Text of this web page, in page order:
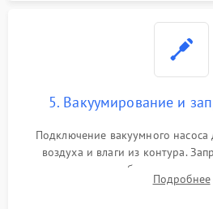
5. Вакуумирование и
Подключение вакуумного насоса
воздуха и влаги из контура.
дозированным объемом
электронным весам. КонтрольПодробнее